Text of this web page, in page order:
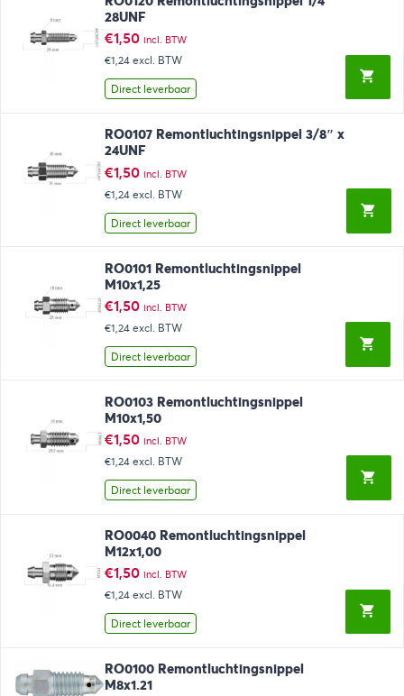
28UNF
€1,50 incl. BTW
€1,24 excl. BTW
Direct leverbaar
RO0107 Remontluchtingsnippel 3/8″ x
24UNF
€1,50 incl. BTW
€1,24 excl. BTW
Direct leverbaar
RO0101 Remontluchtingsnippel
M10x1,25
€1,50 incl. BTW
€1,24 excl. BTW
Direct leverbaar
RO0103 Remontluchtingsnippel
M10x1,50
€1,50 incl. BTW
€1,24 excl. BTW
Direct leverbaar
RO0040 Remontluchtingsnippel
M12x1,00
€1,50 incl. BTW
€1,24 excl. BTW
Direct leverbaar
RO0100 Remontluchtingsnippel
M8x1.21